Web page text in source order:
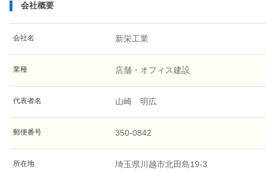
会社概要
会社名 新栄工業
業種 店舗・オフィス建設
代表者名 山崎 明広
郵便番号 350-0842
所在地 埼玉県川越市北田島19-3